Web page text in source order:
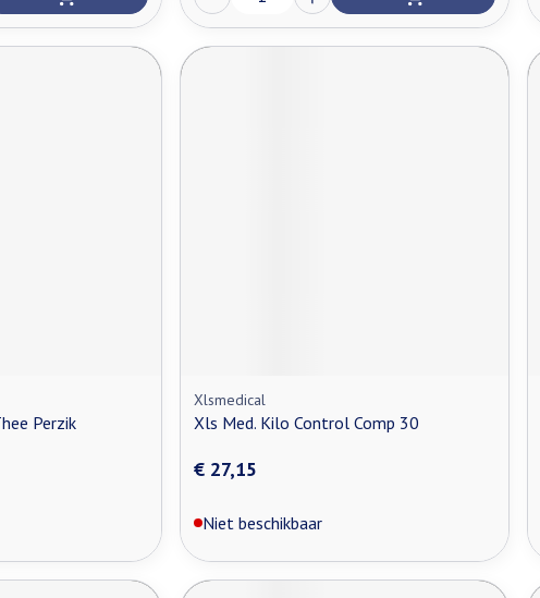
Perzik
Xlsmedical
Xls Med. Kilo Control Comp 30
€ 27,15
Niet beschikbaar